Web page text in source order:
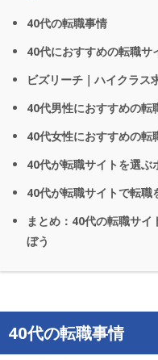
40代の転職事情
40代におすすめの転職サ
ビズリーチ｜ハイクラス
40代男性におすすめの転
40代女性におすすめの転
40代が転職サイトを選ぶ
40代が転職サイトで転職
まとめ：40代の転職サ
ぼう
40代の転職事情